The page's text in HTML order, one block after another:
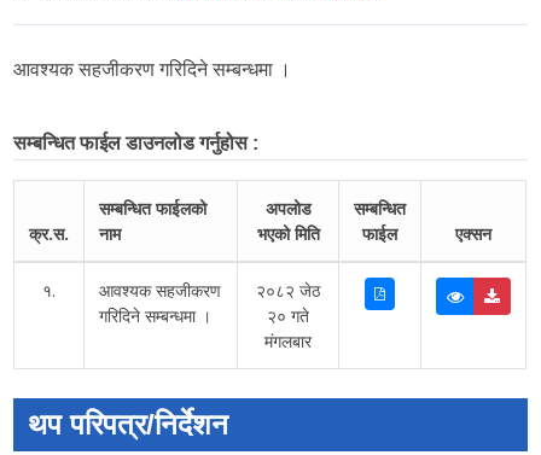
आवश्यक सहजीकरण गरिदिने सम्बन्धमा ।
सम्बन्धित फाईल डाउनलोड गर्नुहोस :
क्र.स.
सम्बन्धित फाईलको
नाम
अपलोड
भएको मिति
सम्बन्धित
फाईल
एक्सन
१.
आवश्यक सहजीकरण
गरिदिने सम्बन्धमा ।
२०८२ जेठ
२० गते
मंगलबार
थप परिपत्र/निर्देशन